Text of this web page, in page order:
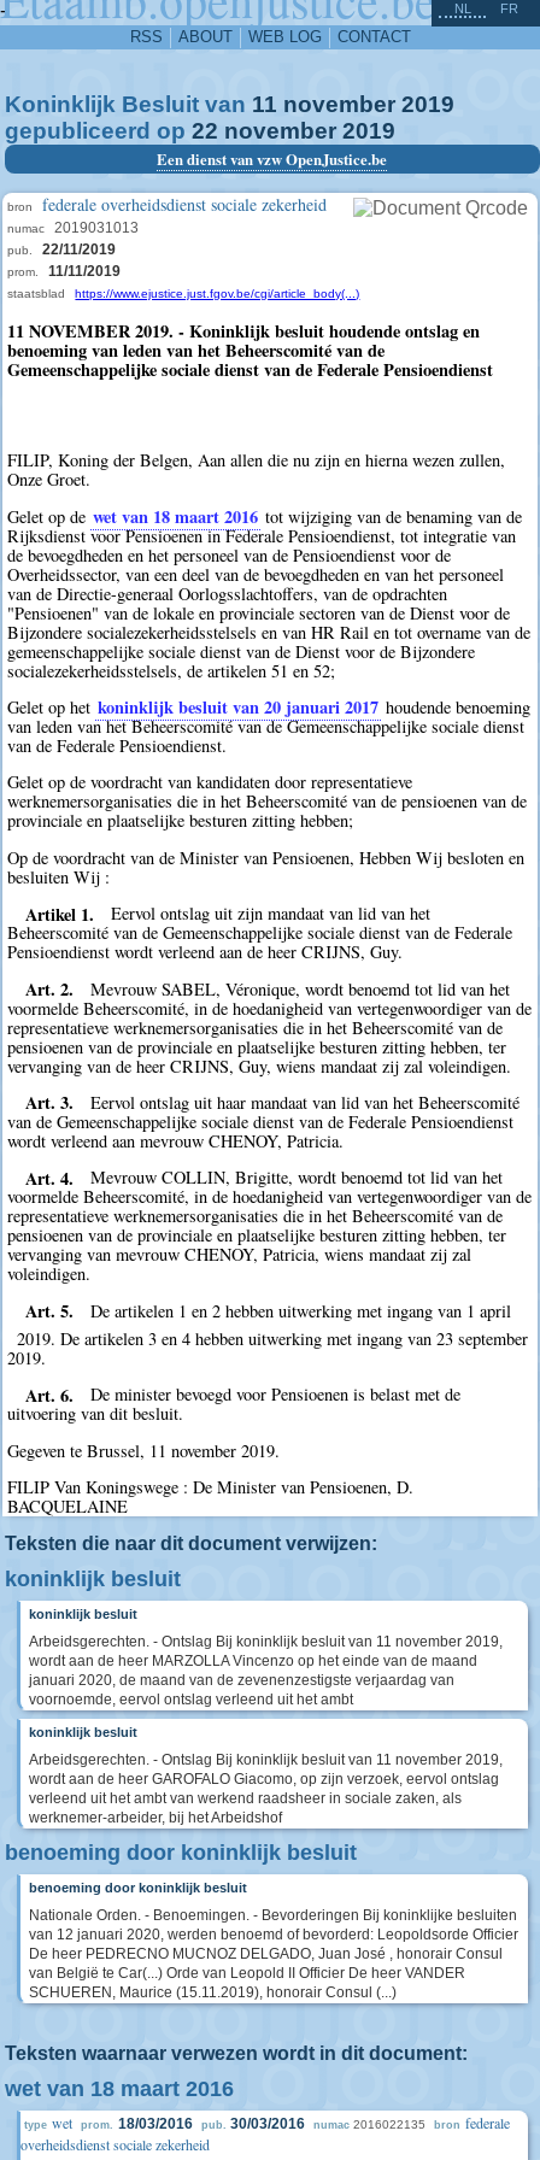
-
RSS ABOUT WEB LOG CONTACT
NL FR
Koninklijk Besluit van 11 november 2019
gepubliceerd op 22 november 2019
Een dienst van vzw OpenJustice.be
bron federale overheidsdienst sociale zekerheid
numac 2019031013
pub. 22/11/2019
prom. 11/11/2019
staatsblad https://www.ejustice.just.fgov.be/cgi/article_body(...)
11 NOVEMBER 2019. - Koninklijk besluit houdende ontslag en
benoeming van leden van het Beheerscomité van de
Gemeenschappelijke sociale dienst van de Federale Pensioendienst
FILIP, Koning der Belgen, Aan allen die nu zijn en hierna wezen zullen,
Onze Groet.
Gelet op de wet van 18 maart 2016 tot wijziging van de benaming van de
Rijksdienst voor Pensioenen in Federale Pensioendienst, tot integratie van
de bevoegdheden en het personeel van de Pensioendienst voor de
Overheidssector, van een deel van de bevoegdheden en van het personeel
van de Directie-generaal Oorlogsslachtoffers, van de opdrachten
"Pensioenen" van de lokale en provinciale sectoren van de Dienst voor de
Bijzondere socialezekerheidsstelsels en van HR Rail en tot overname van de
gemeenschappelijke sociale dienst van de Dienst voor de Bijzondere
socialezekerheidsstelsels, de artikelen 51 en 52;
Gelet op het koninklijk besluit van 20 januari 2017 houdende benoeming
van leden van het Beheerscomité van de Gemeenschappelijke sociale dienst
van de Federale Pensioendienst.
Gelet op de voordracht van kandidaten door representatieve
werknemersorganisaties die in het Beheerscomité van de pensioenen van de
provinciale en plaatselijke besturen zitting hebben;
Op de voordracht van de Minister van Pensioenen, Hebben Wij besloten en
besluiten Wij :
Artikel 1.
Eervol ontslag uit zijn mandaat van lid van het
Beheerscomité van de Gemeenschappelijke sociale dienst van de Federale
Pensioendienst wordt verleend aan de heer CRIJNS, Guy.
Art. 2.
Mevrouw SABEL, Véronique, wordt benoemd tot lid van het
voormelde Beheerscomité, in de hoedanigheid van vertegenwoordiger van de
representatieve werknemersorganisaties die in het Beheerscomité van de
pensioenen van de provinciale en plaatselijke besturen zitting hebben, ter
vervanging van de heer CRIJNS, Guy, wiens mandaat zij zal voleindigen.
Art. 3.
Eervol ontslag uit haar mandaat van lid van het Beheerscomité
van de Gemeenschappelijke sociale dienst van de Federale Pensioendienst
wordt verleend aan mevrouw CHENOY, Patricia.
Art. 4.
Mevrouw COLLIN, Brigitte, wordt benoemd tot lid van het
voormelde Beheerscomité, in de hoedanigheid van vertegenwoordiger van de
representatieve werknemersorganisaties die in het Beheerscomité van de
pensioenen van de provinciale en plaatselijke besturen zitting hebben, ter
vervanging van mevrouw CHENOY, Patricia, wiens mandaat zij zal
voleindigen.
Art. 5.
De artikelen 1 en 2 hebben uitwerking met ingang van 1 april
2019. De artikelen 3 en 4 hebben uitwerking met ingang van 23 september
2019.
Art. 6.
De minister bevoegd voor Pensioenen is belast met de
uitvoering van dit besluit.
Gegeven te Brussel, 11 november 2019.
FILIP Van Koningswege : De Minister van Pensioenen, D.
BACQUELAINE
Teksten die naar dit document verwijzen:
koninklijk besluit
koninklijk besluit
Arbeidsgerechten. - Ontslag Bij koninklijk besluit van 11 november 2019,
wordt aan de heer MARZOLLA Vincenzo op het einde van de maand
januari 2020, de maand van de zevenenzestigste verjaardag van
voornoemde, eervol ontslag verleend uit het ambt
koninklijk besluit
Arbeidsgerechten. - Ontslag Bij koninklijk besluit van 11 november 2019,
wordt aan de heer GAROFALO Giacomo, op zijn verzoek, eervol ontslag
verleend uit het ambt van werkend raadsheer in sociale zaken, als
werknemer-arbeider, bij het Arbeidshof
benoeming door koninklijk besluit
benoeming door koninklijk besluit
Nationale Orden. - Benoemingen. - Bevorderingen Bij koninklijke besluiten
van 12 januari 2020, werden benoemd of bevorderd: Leopoldsorde Officier
De heer PEDRECNO MUCNOZ DELGADO, Juan José , honorair Consul
van België te Car(...) Orde van Leopold II Officier De heer VANDER
SCHUEREN, Maurice (15.11.2019), honorair Consul (...)
Teksten waarnaar verwezen wordt in dit document:
wet van 18 maart 2016
type wet prom. 18/03/2016 pub. 30/03/2016 numac 2016022135 bron federale
overheidsdienst sociale zekerheid
^